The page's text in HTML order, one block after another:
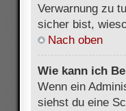
Verwarnung zu
sicher bist,
Nach oben
Wie kann ich
Wenn ein
siehst du eine